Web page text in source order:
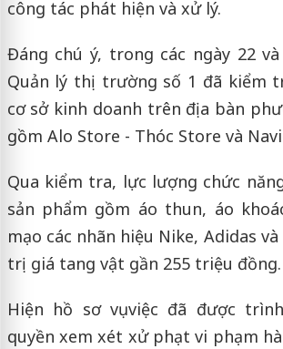
công tác phát hiện và xử lý.
Đáng chú ý, trong các ngày 22
Quản lý thị trường số 1 đã kiểm
cơ sở kinh doanh trên địa bàn
gồm Alo Store - Thóc Store và
Qua kiểm tra, lực lượng chức
sản phẩm gồm áo thun, áo
mạo các nhãn hiệu Nike, Adidas
trị giá tang vật gần 255 triệu đồng.
Hiện hồ sơ vụ việc đã được
quyền xem xét xử phạt vi phạm